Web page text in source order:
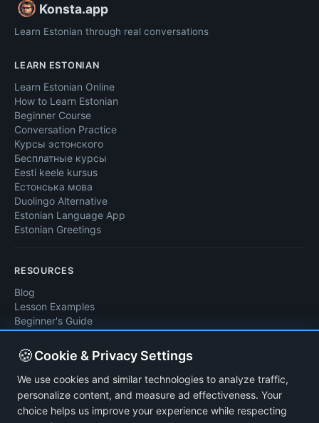
Konsta.app
Learn Estonian through real conversations
LEARN ESTONIAN
Learn Estonian Online
How to Learn Estonian
Beginner Course
Conversation Practice
Курсы эстонского
Бесплатные курсы
Eesti keele kursus
Естонська мова
Duolingo Alternative
Estonian Language App
Estonian Greetings
RESOURCES
Blog
Lesson Examples
Beginner's Guide
Pronunciation Guide
First 50 Words
A1–C2 Levels
COMPANY
🍪Cookie & Privacy Settings
We use cookies and similar technologies to analyze traffic,
personalize content, and measure ad effectiveness. Your
choice helps us improve your experience while respecting